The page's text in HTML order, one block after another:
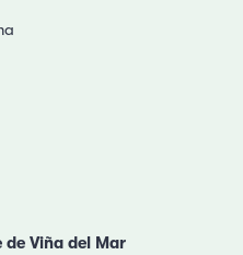
Viña del Mar